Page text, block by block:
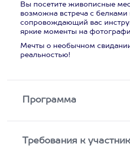
Вы посетите живописные
возможна встреча с
сопровождающий вас
яркие моменты на
Мечты о необычном
реальностью!
Программа
Требования к